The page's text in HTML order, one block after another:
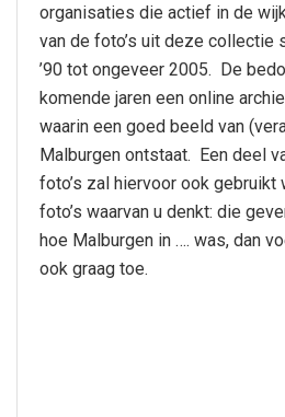
organisaties die actief in de
van de foto’s uit deze collectie
’90 tot ongeveer 2005. De
komende jaren een online
waarin een goed beeld van
Malburgen ontstaat. Een deel
foto’s zal hiervoor ook gebruikt
foto’s waarvan u denkt: die
hoe Malburgen in …. was, dan
ook graag toe.